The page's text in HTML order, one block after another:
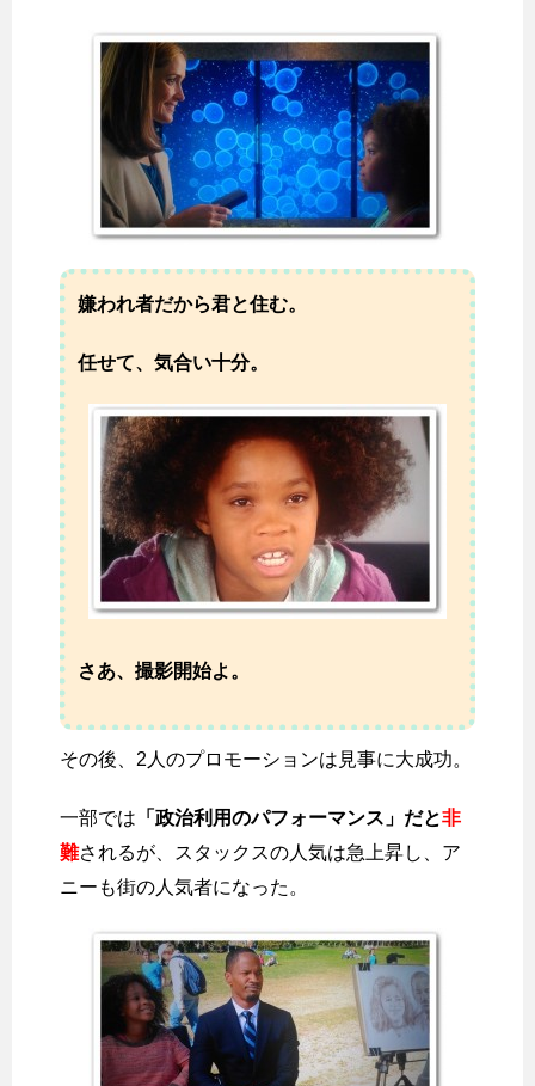
嫌われ者だから君と住む。
任せて、気合い十分。
さあ、撮影開始よ。
その後、2人のプロモーションは見事に大成功。
一部では 「政治利用のパフォーマンス」だと非
難されるが、スタックスの人気は急上昇し、ア
ニーも街の人気者になった。